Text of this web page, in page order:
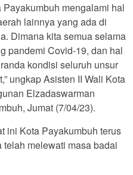
mengalami hal
lainnya yang ada di
Dimana kita semua selama
pandemi Covid-19, dan hal
kondisi seluruh unsur
ungkap Asisten II Wali Kota
Elzadaswarman
Jumat (7/04/23).
ini Kota Payakumbuh terus
melewati masa badai